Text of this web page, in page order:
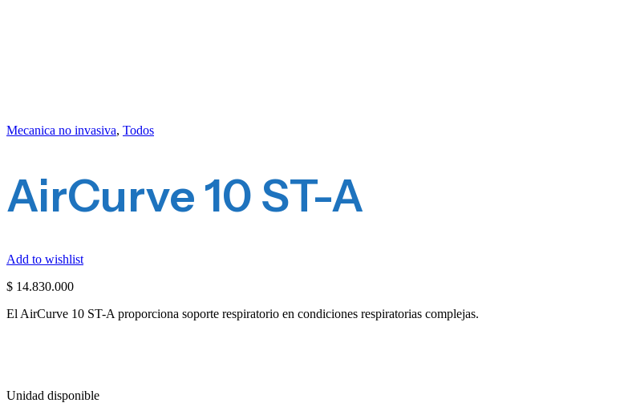
Mecanica no invasiva, Todos
AirCurve 10 ST-A
Add to wishlist
$ 14.830.000
El AirCurve 10 ST-A proporciona soporte respiratorio en condiciones respiratorias complejas.
Unidad disponible